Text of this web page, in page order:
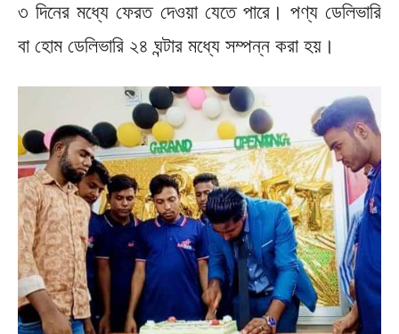
৩ দিনের মধ্যে ফেরত দেওয়া যেতে পারে। পণ্য ডেলিভারি
বা হোম ডেলিভারি ২৪ ঘন্টার মধ্যে সম্পন্ন করা হয়।